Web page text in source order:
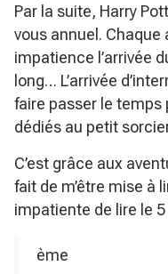
Par la suite, Harry
vous annuel. Chaque
impatience l’arrivée
long… L’arrivée
faire passer le temps
dédiés au petit
C’est grâce aux
fait de m’être mise à
impatiente de lire le 5
ème